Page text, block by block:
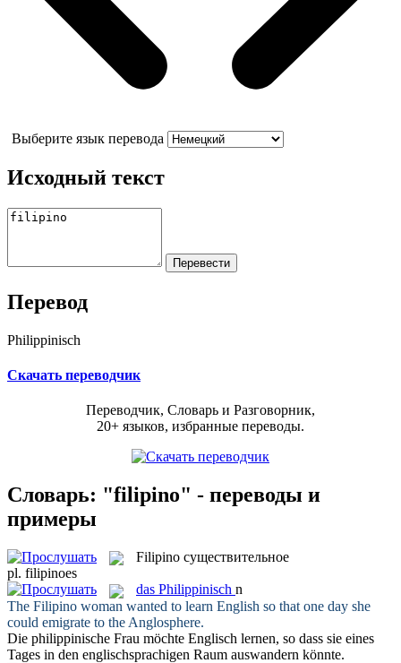
Выберите язык перевода
Исходный текст
Перевод
Philippinisch
Скачать переводчик
Переводчик, Словарь и Разговорник,
20+ языков, избранные переводы.
Словарь: "filipino" - переводы и
примеры
Filipino существительное
pl. filipinoes
das Philippinisch n
The Filipino woman wanted to learn English so that one day she
could emigrate to the Anglosphere.
Die philippinische Frau möchte Englisch lernen, so dass sie eines
Tages in den englischsprachigen Raum auswandern könnte.